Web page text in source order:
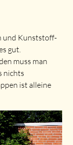
und Kunststoff-
gut.
muss man
nichts
ist alleine